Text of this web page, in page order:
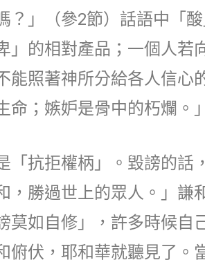
？」（參2節）話語中「
」的相對產品；一個人若
能照著神所分給各人信心
命；嫉妒是骨中的朽爛。
「抗拒權柄」。毀謗的話
，勝過世上的眾人。」謙
莫如自修」，許多時候自
俯伏，耶和華就聽見了。